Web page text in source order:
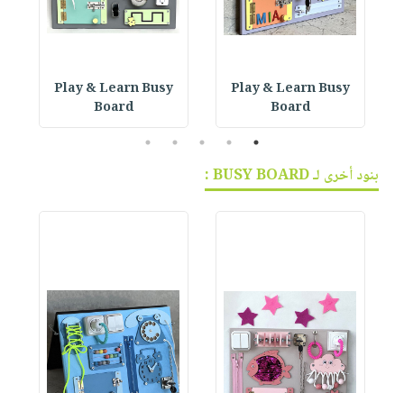
Play & Learn Busy
Board
Play & Learn Busy
Board
1
2
3
4
5
بنود أخرى لـ BUSY BOARD :